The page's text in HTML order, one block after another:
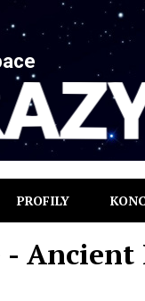
PROFILY
-